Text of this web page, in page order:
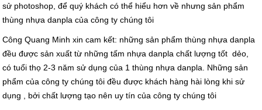
sử photoshop, để quý khách có thể hiểu hơn về nhưng sản phẩm
thùng nhựa danpla của công ty chúng tôi
Công Quang Minh xin cam kết: những sản phẩm thùng nhựa danpla
đều được sản xuất từ những tấm nhựa danpla chất lượng tốt dẻo,
có tuổi thọ 2-3 năm sử dụng của 1 thùng nhựa danpla. Những sản
phẩm của công ty chúng tôi đều được khách hàng hài lòng khi sử
dụng , bởi chất lượng tạo nên uy tín của công ty chúng tôi